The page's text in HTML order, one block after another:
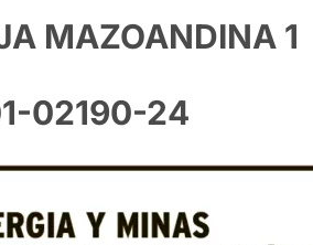
MAZOANDINA 1
02190-24